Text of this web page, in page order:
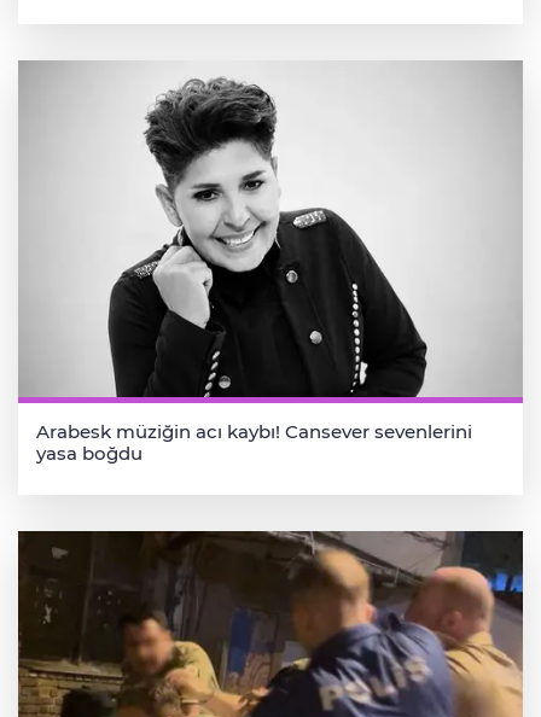
Arabesk müziğin acı kaybı! Cansever sevenlerini
yasa boğdu